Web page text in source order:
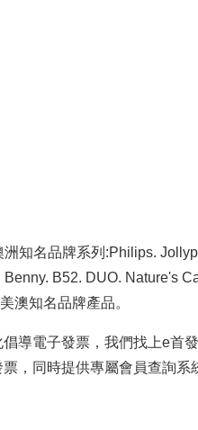
知名品牌系列:Philips.
B52. DUO. Nature's
澳知名品牌產品。
倡導電子發票，我們找上e首
，同時提供專屬會員查詢系